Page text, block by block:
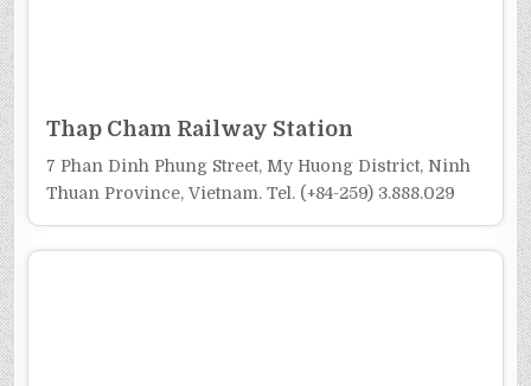
Thap Cham Railway Station
7 Phan Dinh Phung Street, My Huong District, Ninh
Thuan Province, Vietnam. Tel. (+84-259) 3.888.029